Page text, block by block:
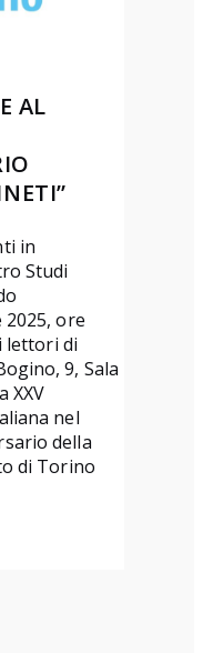
AL
in
Studi
ore
lettori di
9, Sala
XXV
nel
della
di Torino